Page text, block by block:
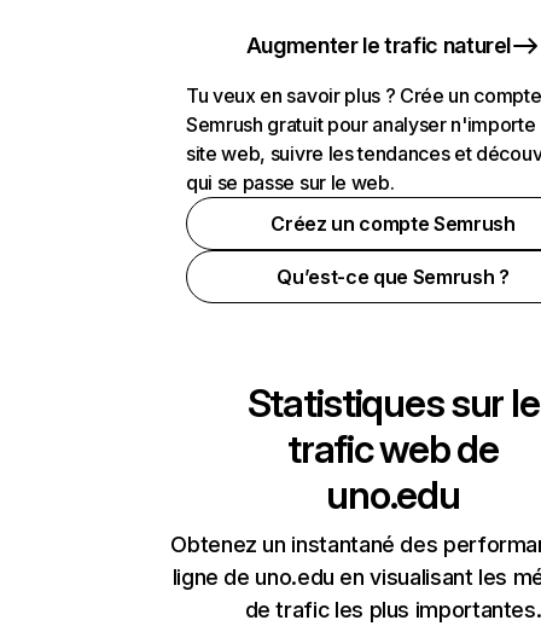
Augmenter le trafic naturel
Tu veux en savoir plus ? Crée un compte
Semrush gratuit pour analyser n'importe
site web, suivre les tendances et
qui se passe sur le web.
Créez un compte Semrush
Qu’est-ce que Semrush ?
Statistiques sur le
trafic web de
uno.edu
Obtenez un instantané des
ligne de uno.edu en visualisant les
de trafic les plus importantes.